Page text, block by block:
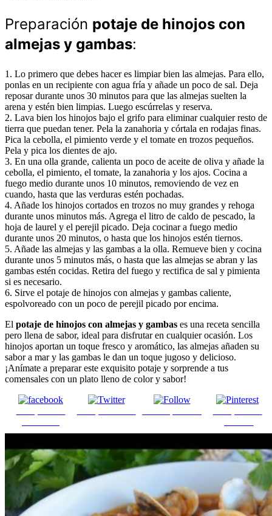
Preparación potaje de hinojos con
almejas y gambas:
1. Lo primero que debes hacer es limpiar bien las almejas. Para ello,
ponlas en un recipiente con agua fría y añade un poco de sal. Deja
reposar durante unos 30 minutos para que las almejas suelten la
arena y estén bien limpias. Luego escúrrelas y reserva.
2. Lava bien los hinojos bajo el grifo para eliminar cualquier resto de
tierra que puedan tener. Pela la zanahoria y córtala en rodajas finas.
Pica la cebolla, el pimiento verde y el tomate en trozos pequeños.
Pela y pica los dientes de ajo.
3. En una olla grande, calienta un poco de aceite de oliva y añade la
cebolla, el pimiento, el tomate, la zanahoria y los ajos. Cocina a
fuego medio durante unos 10 minutos, removiendo de vez en
cuando, hasta que las verduras estén pochadas.
4. Añade los hinojos cortados en trozos no muy grandes y rehoga
durante unos minutos más. Agrega el litro de caldo de pescado, la
hoja de laurel y el perejil picado. Deja cocinar a fuego medio
durante unos 20 minutos, o hasta que los hinojos estén tiernos.
5. Añade las almejas y las gambas a la olla. Remueve bien y cocina
durante unos 5 minutos más, o hasta que las almejas se abran y las
gambas estén cocidas. Retira del fuego y rectifica de sal y pimienta
si es necesario.
6. Sirve el potaje de hinojos con almejas y gambas caliente,
espolvoreado con un poco de perejil picado por encima.
El potaje de hinojos con almejas y gambas es una receta sencilla
pero llena de sabor, ideal para disfrutar en cualquier ocasión. Los
hinojos aportan un toque fresco y aromático, las almejas añaden su
sabor a mar y las gambas le dan un toque jugoso y delicioso.
¡Anímate a preparar este exquisito potaje y sorprende a tus
comensales con un plato lleno de color y sabor!